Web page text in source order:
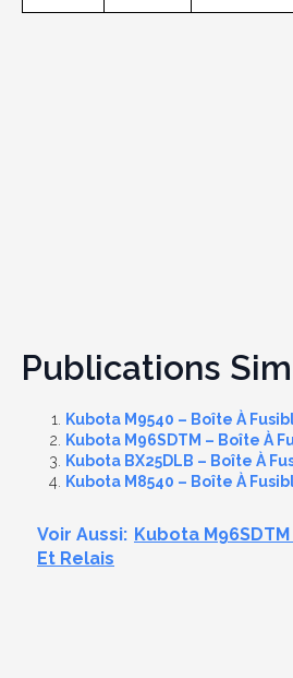
Publications
Kubota M9540 – Boîte À
Kubota M96SDTM – Boîte À
Kubota BX25DLB – Boîte À
Kubota M8540 – Boîte À
Voir Aussi: Kubota
Et Relais